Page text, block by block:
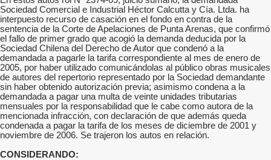
Sociedad Comercial e Industrial Héctor Calcutta y Cía. Ltda. ha
interpuesto recurso de casación en el fondo en contra de la
sentencia de la Corte de Apelaciones de Punta Arenas, que confirmó
el fallo de primer grado que acogió la demanda deducida por la
Sociedad Chilena del Derecho de Autor que condenó a la
demandada a pagarle la tarifa correspondiente al mes de enero de
2005, por haber utilizado comunicándolas al público obras musicales
de autores del repertorio representado por la Sociedad demandante
sin haber obtenido autorización previa; asimismo condena a la
demandada a pagar una multa de veinte unidades tributarias
mensuales por la responsabilidad que le cabe como autora de la
mencionada infracción, con declaración de que además queda
condenada a pagar la tarifa de los meses de diciembre de 2001 y
noviembre de 2006. Se trajeron los autos en relación.
CONSIDERANDO: